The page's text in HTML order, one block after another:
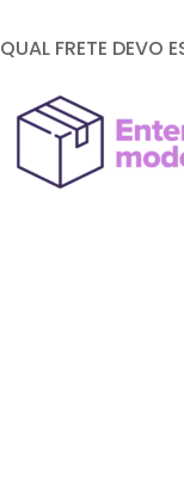
QUAL FRETE DEVO